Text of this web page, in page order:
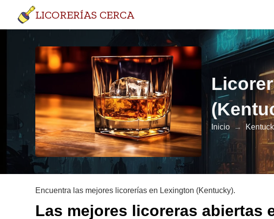
LICORERÍAS CERCA
Inicio →
Encuentra las mejores licorerías en Lexington (Kentucky).
Las mejores licoreras abiertas